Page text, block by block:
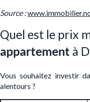
Source :
Quel est le prix
appartement à
Vous souhaitez investir
alentours ?